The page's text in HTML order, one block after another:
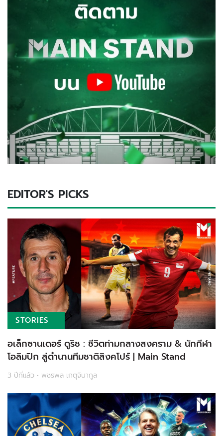
EDITOR'S PICKS
STORIES
อเล็กซานเดอร์ ดูริช : ชีวิตท่ามกลางสงคราม & นักกีฬา
โอลิมปิก สู่ตำนานทีมชาติสิงคโปร์ | Main Stand
3 ปีที่แล้ว • พชรพล เกตุจินากูล